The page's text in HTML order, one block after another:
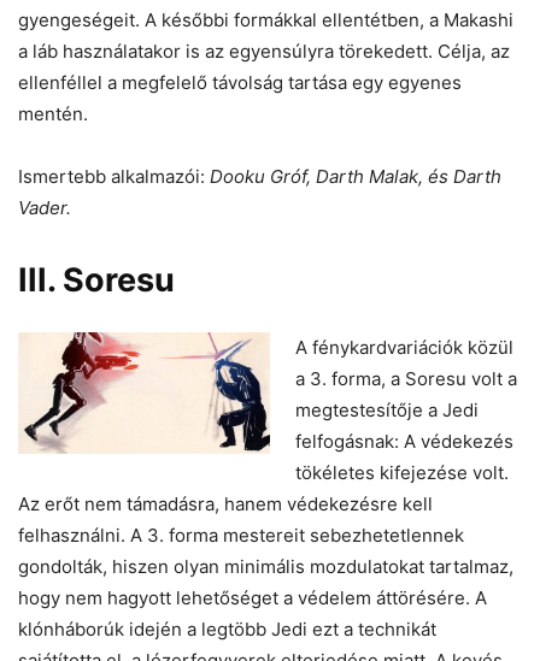
gyengeségeit. A későbbi formákkal ellentétben, a Makashi
a láb használatakor is az egyensúlyra törekedett. Célja, az
ellenféllel a megfelelő távolság tartása egy egyenes
mentén.
Ismertebb alkalmazói: Dooku Gróf, Darth Malak, és Darth
Vader.
III. Soresu
A fénykardvariációk közül
a 3. forma, a Soresu volt a
megtestesítője a Jedi
felfogásnak: A védekezés
tökéletes kifejezése volt.
Az erőt nem támadásra, hanem védekezésre kell
felhasználni. A 3. forma mestereit sebezhetetlennek
gondolták, hiszen olyan minimális mozdulatokat tartalmaz,
hogy nem hagyott lehetőséget a védelem áttörésére. A
klónháborúk idején a legtöbb Jedi ezt a technikát